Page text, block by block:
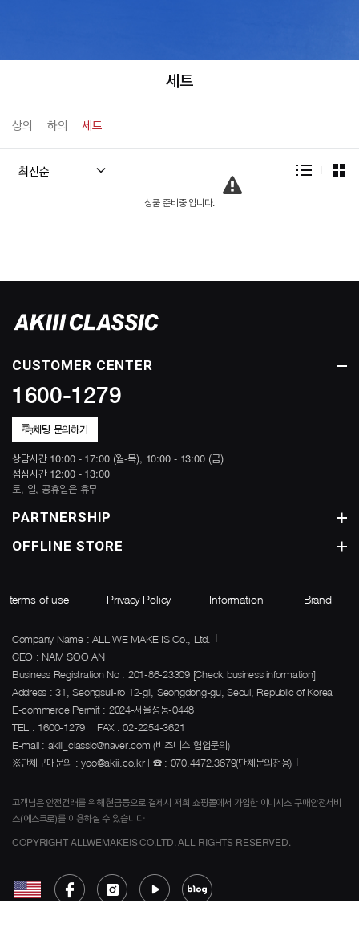
세트
상의 하의 세트
상품 준비중 입니다.
CUSTOMER CENTER
1600-1279
채팅 문의하기
상담시간 10:00 - 17:00 (월-목), 10:00 - 13:00 (금)
점심시간 12:00 - 13:00
토, 일, 공휴일은 휴무
PARTNERSHIP
OFFLINE STORE
terms of use Privacy Policy Information Brand
Company Name : ALL WE MAKE IS Co., Ltd.
CEO : NAM SOO AN
Business Registration No : 201-86-23309 [Check business information]
Address : 31, Seongsuil-ro 12-gil, Seongdong-gu, Seoul, Republic of Korea
E-commerce Permit : 2024-서울성동-0448
TEL : 1600-1279
FAX : 02-2254-3621
E-mail : akiii_classic@naver.com (비즈니스 협업문의)
※단체구매문의 : yoo@akiii.co.kr | ☎ : 070.4472.3679(단체문의전용)
고객님은 안전건래를 위해 현금등으로 결제시 저희 쇼핑몰에서 가입한 이니시스 구매안전서비
스(에스크로)를 이용하실 수 있습니다
COPYRIGHT ALLWEMAKEIS CO.LTD. ALL RIGHTS RESERVED.